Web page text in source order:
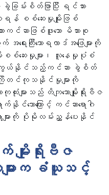
မ်းစိတ်ဖြာပြီး ရင်သား
စစ်ဆေးမှုမျိုးဖြစ်
ဆာဖြစ်ဖူးသော မိသားစု
ကြီးသောရလာဒ်အဖြေများကို
စ်ဆေးမှုများ၊ လူနေမှုပုံစံ
ကာကွယ်နိုင်သည့်ကင်ဆာ ခွဲစိတ်
ကြိုတင်ကုသနိုင်မှုများကို
များသည် တိကျသောမျိုးရိုးဗီဇ
င်သောကြောင့် ကင်ဆာရောဂါ
များကို ပိုမိုလမ်းညွှန်ပေးနိုင်
မျိုးရိုးဗီဇ
ျားက ခံယူသင့်